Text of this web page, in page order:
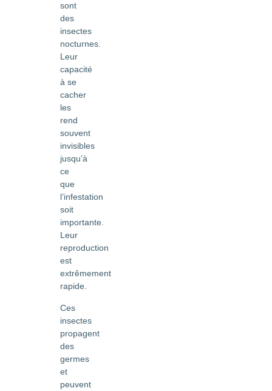
sont
des
insectes
nocturnes.
Leur
capacité
à se
cacher
les
rend
souvent
invisibles
jusqu’à
ce
que
l’infestation
soit
importante.
Leur
reproduction
est
extrêmement
rapide.
Ces
insectes
propagent
des
germes
et
peuvent